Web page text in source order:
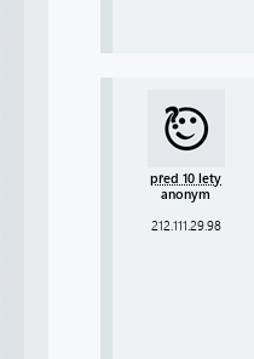
před 10 lety
anonym
212.111.29.98